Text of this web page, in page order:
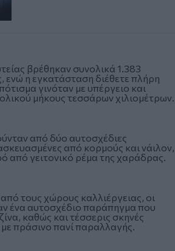
βρέθηκαν συνολικά 1.383
ενώ η εγκατάσταση διέθετε πλήρη
γινόταν με υπέργειο και
μήκους τεσσάρων χιλιομέτρων.
από δύο αυτοσχέδιες
από κορμούς και νάιλον,
από γειτονικό ρέμα της χαράδρας.
τους χώρους καλλιέργειας, οι
ένα αυτοσχέδιο παράπηγμα που
καθώς και τέσσερις σκηνές
πράσινο πανί παραλλαγής.